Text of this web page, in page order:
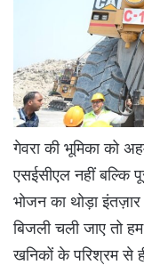
गेवरा की भूमिका को
एसईसीएल नहीं बल्कि
भोजन का थोड़ा
बिजली चली जाए तो
खनिकों के परिश्रम से